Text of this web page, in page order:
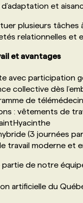
et
plusieurs tâches
relationnelles et
et avantages
avec participation
collective dès
de
: vêtements de
(3 journées
travail moderne et
partie de notre
artificielle du